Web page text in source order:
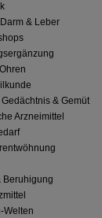
& Leber
Gedächtnis & Gemüt
Arzneimittel
Beruhigung
Welten
C Retardkapseln
Consumer Health
GmbH
Preis